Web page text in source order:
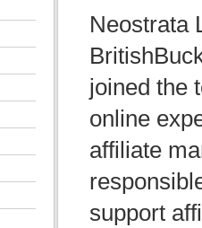
Neostrata
joined the
online
affiliate
support